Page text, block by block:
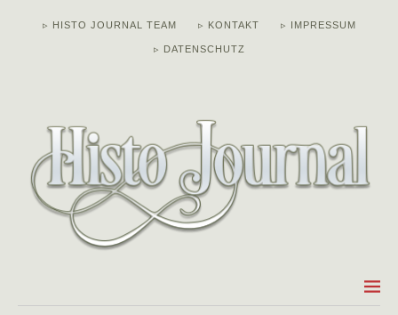
▹ HISTO JOURNAL TEAM ▹ KONTAKT ▹ IMPRESSUM
▹ DATENSCHUTZ